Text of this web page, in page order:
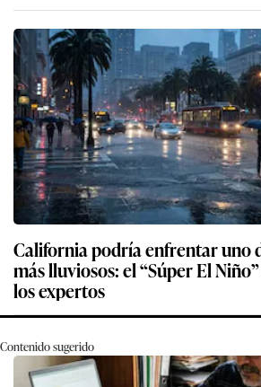
California podría enfrentar uno
más lluviosos: el “Súper El
los expertos
Contenido sugerido